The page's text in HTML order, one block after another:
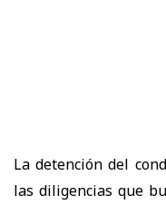
La detención del
las diligencias que